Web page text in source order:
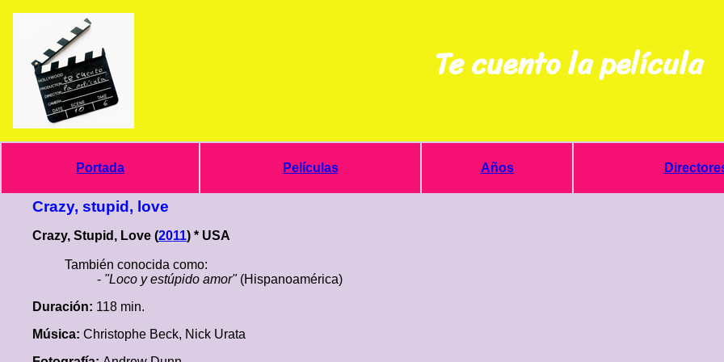
Te cuento la película
Portada Películas Años
Crazy, stupid, love
Crazy, Stupid, Love (2011) * USA
También conocida como:
- "Loco y estúpido amor"(Hispanoamérica)
Duración: 118 min.
Música: Christophe Beck, Nick Urata